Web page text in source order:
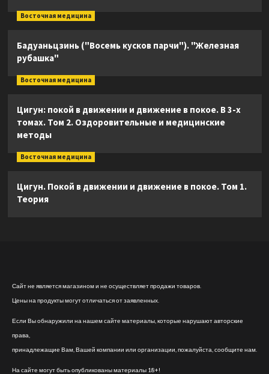
Восточная медицина
Бадуаньцзинь ("Восемь кусков парчи"). "Железная
рубашка"
Восточная медицина
Цигун: покой в движении и движение в покое. В 3-х
томах. Том 2. Оздоровительные и медицинские
методы
Восточная медицина
Цигун. Покой в движении и движение в покое. Том 1.
Теория
Сайт не является магазином и не осуществляет продажи товаров.
Цены на продукты могут отличаться от заявленных.
Если Вы обнаружили на нашем сайте материалы, которые нарушают авторские
права,
принадлежащие Вам, Вашей компании или организации, пожалуйста, сообщите нам.
На сайте могут быть опубликованы материалы 18+!